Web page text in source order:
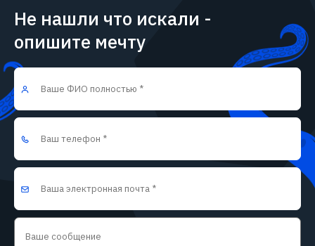
Не нашли что искали -
опишите мечту